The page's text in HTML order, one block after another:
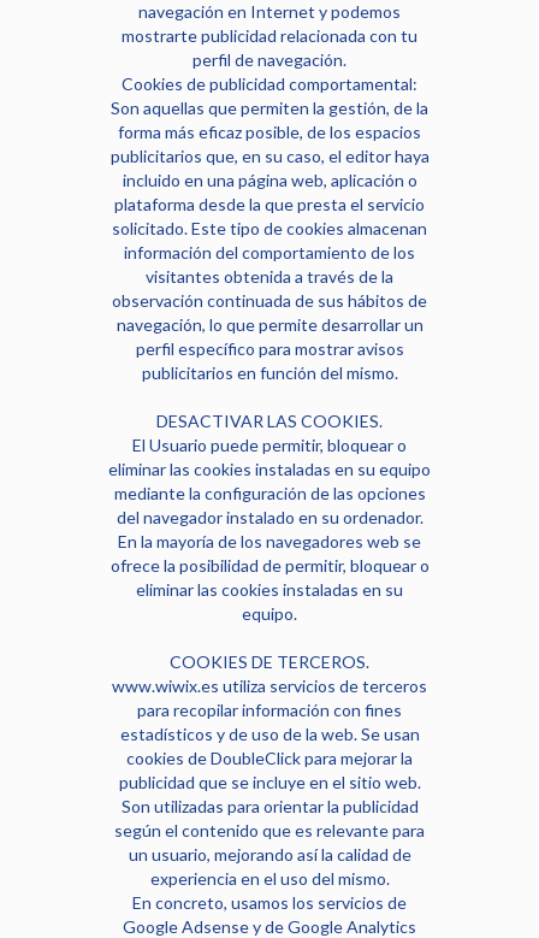
navegación en Internet y podemos
mostrarte publicidad relacionada con tu
perfil de navegación.
Cookies de publicidad comportamental:
Son aquellas que permiten la gestión, de la
forma más eficaz posible, de los espacios
publicitarios que, en su caso, el editor haya
incluido en una página web, aplicación o
plataforma desde la que presta el servicio
solicitado. Este tipo de cookies almacenan
información del comportamiento de los
visitantes obtenida a través de la
observación continuada de sus hábitos de
navegación, lo que permite desarrollar un
perfil específico para mostrar avisos
publicitarios en función del mismo.
DESACTIVAR LAS COOKIES.
El Usuario puede permitir, bloquear o
eliminar las cookies instaladas en su equipo
mediante la configuración de las opciones
del navegador instalado en su ordenador.
En la mayoría de los navegadores web se
ofrece la posibilidad de permitir, bloquear o
eliminar las cookies instaladas en su
equipo.
COOKIES DE TERCEROS.
www.wiwix.es utiliza servicios de terceros
para recopilar información con fines
estadísticos y de uso de la web. Se usan
cookies de DoubleClick para mejorar la
publicidad que se incluye en el sitio web.
Son utilizadas para orientar la publicidad
según el contenido que es relevante para
un usuario, mejorando así la calidad de
experiencia en el uso del mismo.
En concreto, usamos los servicios de
Google Adsense y de Google Analytics